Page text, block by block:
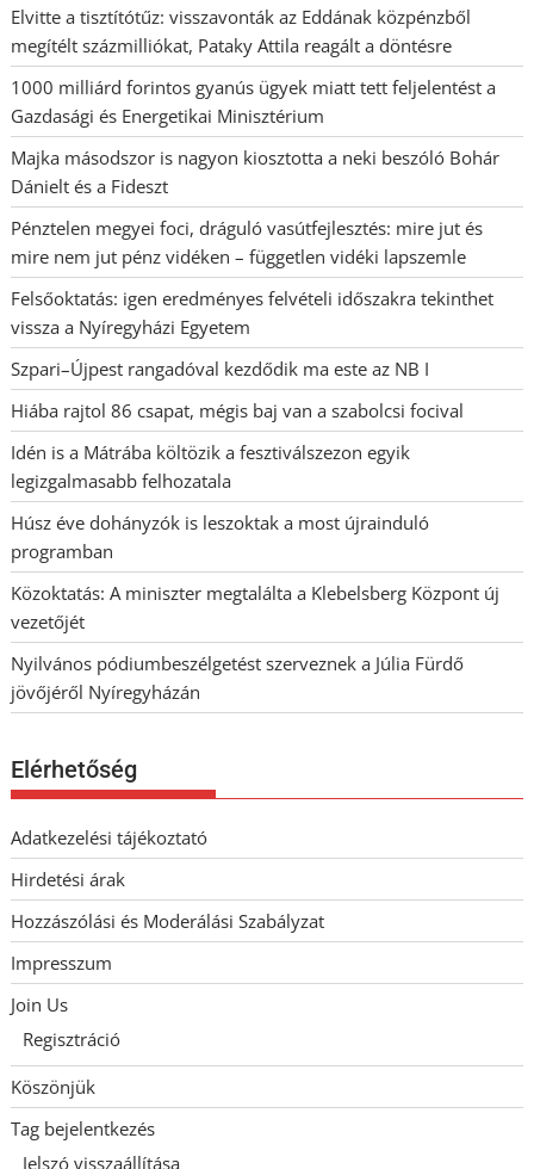
Elvitte a tisztítótűz: visszavonták az Eddának közpénzből
megítélt százmilliókat, Pataky Attila reagált a döntésre
1000 milliárd forintos gyanús ügyek miatt tett feljelentést a
Gazdasági és Energetikai Minisztérium
Majka másodszor is nagyon kiosztotta a neki beszóló Bohár
Dánielt és a Fideszt
Pénztelen megyei foci, dráguló vasútfejlesztés: mire jut és
mire nem jut pénz vidéken – független vidéki lapszemle
Felsőoktatás: igen eredményes felvételi időszakra tekinthet
vissza a Nyíregyházi Egyetem
Szpari–Újpest rangadóval kezdődik ma este az NB I
Hiába rajtol 86 csapat, mégis baj van a szabolcsi focival
Idén is a Mátrába költözik a fesztiválszezon egyik
legizgalmasabb felhozatala
Húsz éve dohányzók is leszoktak a most újrainduló
programban
Közoktatás: A miniszter megtalálta a Klebelsberg Központ új
vezetőjét
Nyilvános pódiumbeszélgetést szerveznek a Júlia Fürdő
jövőjéről Nyíregyházán
Elérhetőség
Adatkezelési tájékoztató
Hirdetési árak
Hozzászólási és Moderálási Szabályzat
Impresszum
Join Us
Regisztráció
Köszönjük
Tag bejelentkezés
Jelszó visszaállítása